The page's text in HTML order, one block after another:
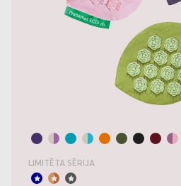
LIMITĒTA SĒRIJA